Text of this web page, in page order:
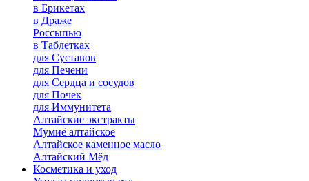
в Брикетах
в Драже
Россыпью
в Таблетках
для Cуставов
для Печени
для Сердца и сосудов
для Почек
для Иммунитета
Алтайские экстракты
Мумиё алтайское
Алтайское каменное масло
Алтайский Мёд
Косметика и уход